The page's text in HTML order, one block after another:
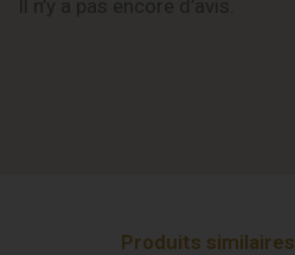
Produits similaires